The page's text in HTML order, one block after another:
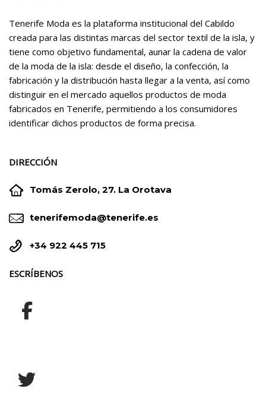
Tenerife Moda es la plataforma institucional del Cabildo
creada para las distintas marcas del sector textil de la isla, y
tiene como objetivo fundamental, aunar la cadena de valor
de la moda de la isla: desde el diseño, la confección, la
fabricación y la distribución hasta llegar a la venta, así como
distinguir en el mercado aquellos productos de moda
fabricados en Tenerife, permitiendo a los consumidores
identificar dichos productos de forma precisa.
DIRECCIÓN

 Tomás Zerolo, 27. La Orotava

 tenerifemoda@tenerife.es

 +34 922 445 715
ESCRÍBENOS